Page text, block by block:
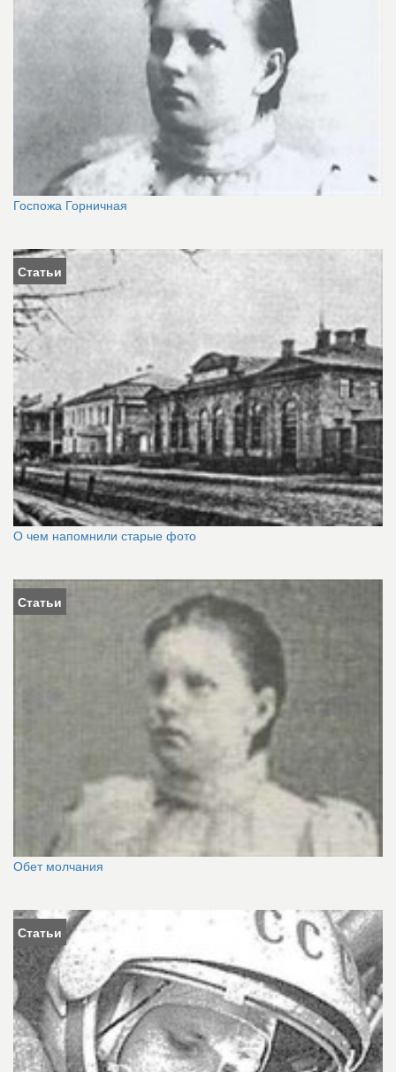
Госпожа Горничная
Статьи
О чем напомнили старые фото
Статьи
Обет молчания
Статьи